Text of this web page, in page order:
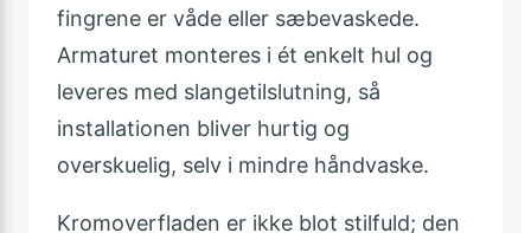
fingrene er våde eller sæbevaskede.
Armaturet monteres i ét enkelt hul og
leveres med slangetilslutning, så
installationen bliver hurtig og
overskuelig, selv i mindre håndvaske.
Kromoverfladen er ikke blot stilfuld; den